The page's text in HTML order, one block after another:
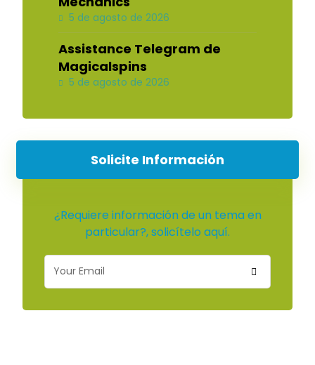
5 de agosto de 2026
Assistance Telegram de
Magicalspins
5 de agosto de 2026
Solicite Información
¿Requiere información de un tema en
particular?, solicítelo aquí.